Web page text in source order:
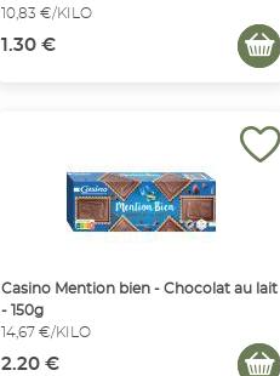
10,83 €/KILO
1.30 €
Casino Mention bien - Chocolat au lait
- 150g
14,67 €/KILO
2.20 €